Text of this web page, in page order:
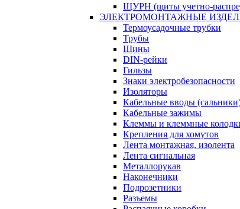
ЩУРН (щиты учетно-
ЭЛЕКТРОМОНТАЖНЫЕ
Термоусадочные трубки
Трубы
Шины
DIN-рейки
Гильзы
Знаки электробезопасности
Изоляторы
Кабельные вводы
Кабельные зажимы
Клеммы и клеммные
Крепления для хомутов
Лента монтажная, изолента
Лента сигнальная
Металлорукав
Наконечники
Подрозетники
Разъемы